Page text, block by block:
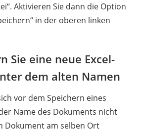
Aktivieren Sie dann die Option
in der oberen linken
Sie eine neue Excel-
dem alten Namen
vor dem Speichern eines
Name des Dokuments nicht
Dokument am selben Ort